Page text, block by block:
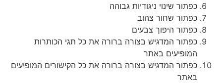
כפתור שינוי ניגודיות גבוהה
כפתור שחור צהוב
כפתור היפוך צבעים
כפתור המדגיש בצורה ברורה את כל תגי הכותרות
המופיעים באתר
כפתור המדגיש בצורה ברורה את כל הקישורים המופיעים
באתר